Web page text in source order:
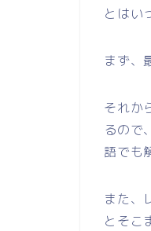
とはい
まず、
それか
るので
語でも
また、
とそこ